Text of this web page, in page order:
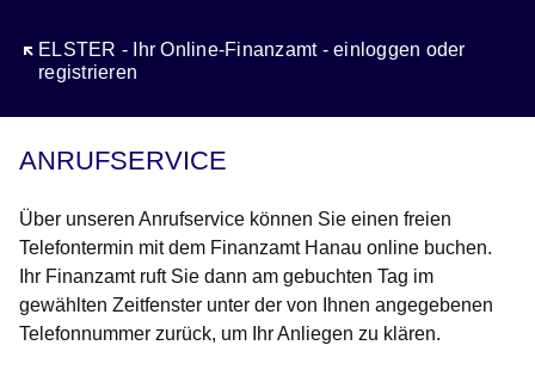
ELSTER - Ihr Online-Finanzamt - einloggen oder
registrieren
Öffnet sich in einem neuen Fenster
ANRUFSERVICE
Über unseren Anrufservice können Sie einen freien
Telefontermin mit dem Finanzamt Hanau online buchen.
Ihr Finanzamt ruft Sie dann am gebuchten Tag im
gewählten Zeitfenster unter der von Ihnen angegebenen
Telefonnummer zurück, um Ihr Anliegen zu klären.